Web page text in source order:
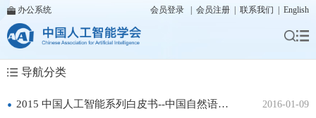
办公系统 会员登录 会员注册 联系我们 English
导航分类
• 2015 中国人工智能系列白皮书--中国自然语言处理白皮书 2016-01-09